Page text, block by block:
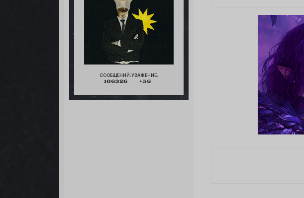
СООБЩЕНИЙ:
106326
УВАЖЕНИЕ:
+56